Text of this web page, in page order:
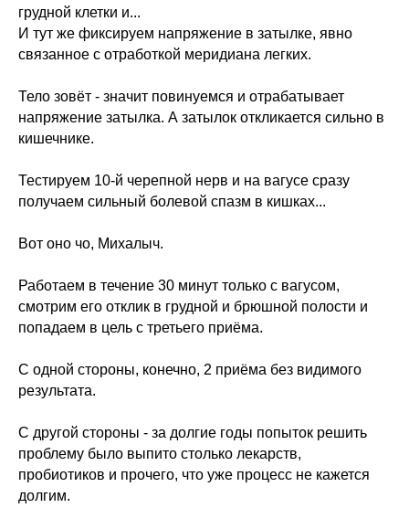
грудной клетки и...
И тут же фиксируем напряжение в затылке, явно
связанное с отработкой меридиана легких.
Тело зовёт - значит повинуемся и отрабатывает
напряжение затылка. А затылок откликается сильно в
кишечнике.
Тестируем 10-й черепной нерв и на вагусе сразу
получаем сильный болевой спазм в кишках...
Вот оно чо, Михалыч.
Работаем в течение 30 минут только с вагусом,
смотрим его отклик в грудной и брюшной полости и
попадаем в цель с третьего приёма.
С одной стороны, конечно, 2 приёма без видимого
результата.
С другой стороны - за долгие годы попыток решить
проблему было выпито столько лекарств,
пробиотиков и прочего, что уже процесс не кажется
долгим.